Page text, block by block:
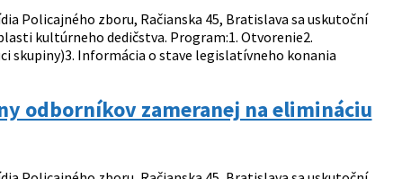
Policajného zboru, Račianska 45, Bratislava sa uskutoční
kultúrneho dedičstva. Program:1. Otvorenie2.
skupiny)3. Informácia o stave legislatívneho konania
odborníkov zameranej na elimináciu